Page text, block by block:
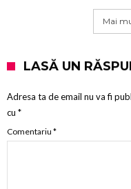
Mai
LASĂ UN
Adresa ta de email nu va fi
cu *
Comentariu *